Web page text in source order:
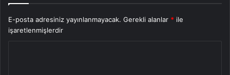
E-posta adresiniz yayınlanmayacak. Gerekli alanlar * ile
işaretlenmişlerdir